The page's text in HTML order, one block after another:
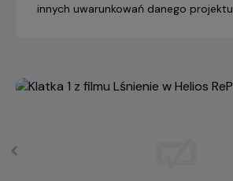
innych uwarunkowań danego projektu.